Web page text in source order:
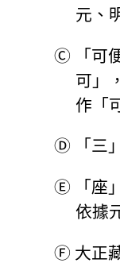
元、
Ⓒ
「可
可」
作「
Ⓓ 「三
Ⓔ
「座
依據
Ⓕ 大正